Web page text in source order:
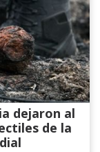
dejaron al
de la